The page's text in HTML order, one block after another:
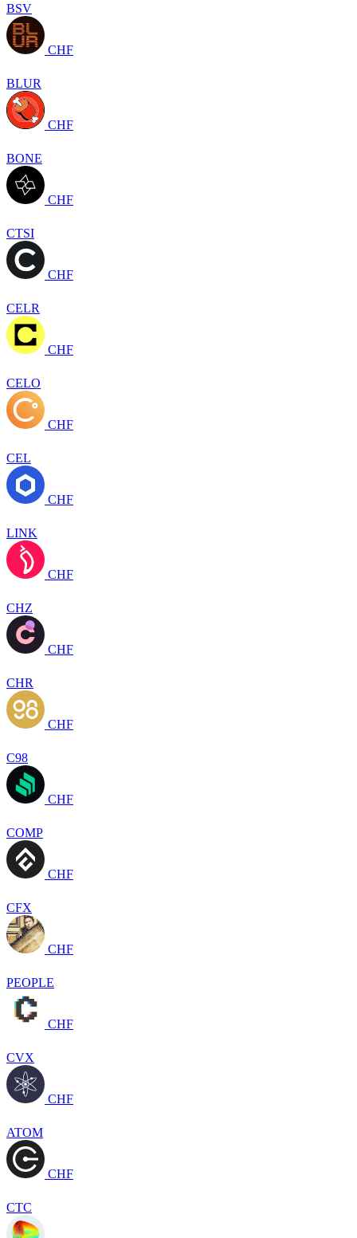
BSV
CHF
BLUR
CHF
BONE
CHF
CTSI
CHF
CELR
CHF
CELO
CHF
CEL
CHF
LINK
CHF
CHZ
CHF
CHR
CHF
C98
CHF
COMP
CHF
CFX
CHF
PEOPLE
CHF
CVX
CHF
ATOM
CHF
CTC